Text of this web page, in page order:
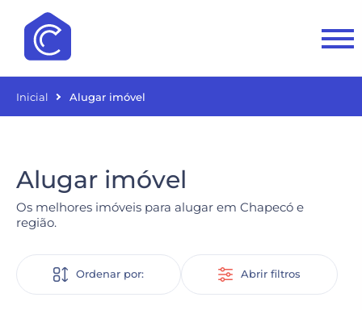
Inicial Alugar imóvel
Alugar imóvel
Os melhores imóveis para alugar em Chapecó e
região.
Ordenar por: Abrir filtros